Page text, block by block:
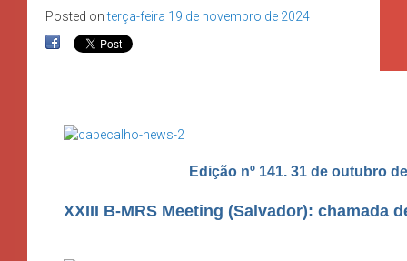
Posted onterça-feira 19 de novembro de 2024
Edição nº 141. 31 de outubro
XXIII B-MRS Meeting (Salvador): chamada